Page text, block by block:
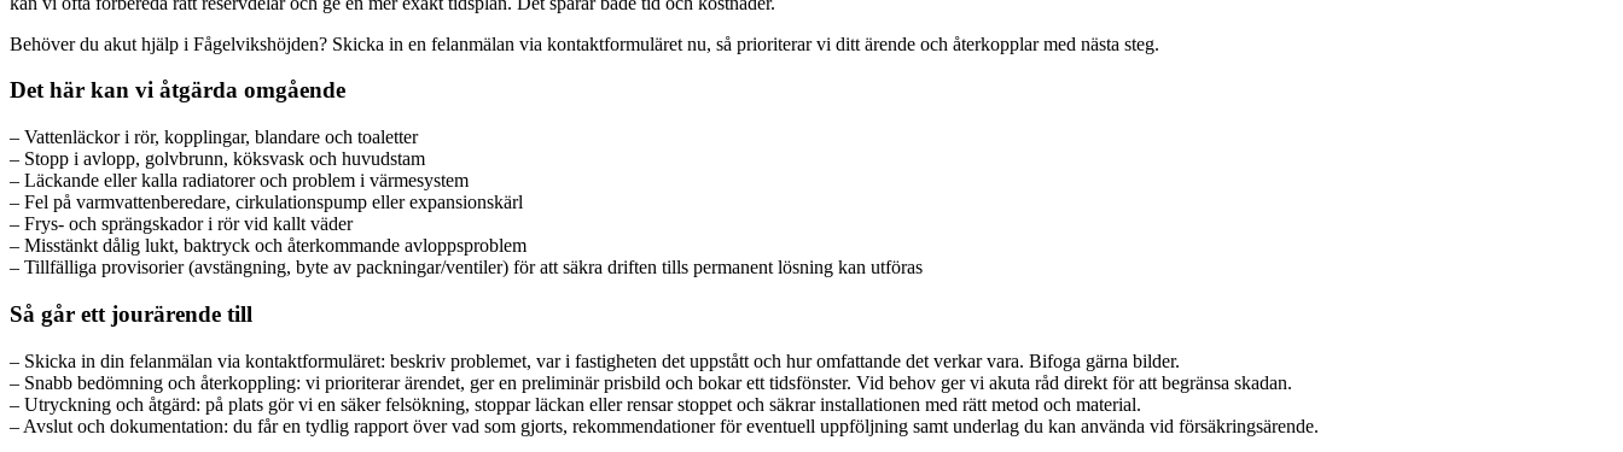
Behöver du akut hjälp i Fågelvikshöjden? Skicka in en felanmälan via kontaktformuläret nu, så prioriterar vi ditt ärende och återkopplar med nästa steg.
Det här kan vi åtgärda omgående
– Vattenläckor i rör, kopplingar, blandare och toaletter
– Stopp i avlopp, golvbrunn, köksvask och huvudstam
– Läckande eller kalla radiatorer och problem i värmesystem
– Fel på varmvattenberedare, cirkulationspump eller expansionskärl
– Frys- och sprängskador i rör vid kallt väder
– Misstänkt dålig lukt, baktryck och återkommande avloppsproblem
– Tillfälliga provisorier (avstängning, byte av packningar/ventiler) för att säkra driften tills permanent lösning kan utföras
Så går ett jourärende till
– Skicka in din felanmälan via kontaktformuläret: beskriv problemet, var i fastigheten det uppstått och hur omfattande det verkar vara. Bifoga gärna bilder.
– Snabb bedömning och återkoppling: vi prioriterar ärendet, ger en preliminär prisbild och bokar ett tidsfönster. Vid behov ger vi akuta råd direkt för att begränsa skadan.
– Utryckning och åtgärd: på plats gör vi en säker fel­sökning, stoppar läckan eller rensar stoppet och säkrar installationen med rätt metod och material.
– Avslut och dokumentation: du får en tydlig rapport över vad som gjorts, rekommendationer för eventuell uppföljning samt underlag du kan använda vid försäkringsärende.